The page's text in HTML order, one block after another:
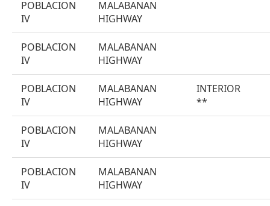
POBLACION
IV
MALABANAN
HIGHWAY
POBLACION
IV
MALABANAN
HIGHWAY
POBLACION
IV
MALABANAN
HIGHWAY
INTERIOR
**
POBLACION
IV
MALABANAN
HIGHWAY
POBLACION
IV
MALABANAN
HIGHWAY